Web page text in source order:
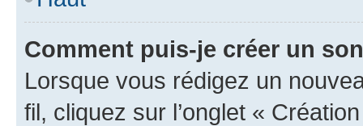
Comment puis-je créer un
Lorsque vous rédigez un
fil, cliquez sur l’onglet «